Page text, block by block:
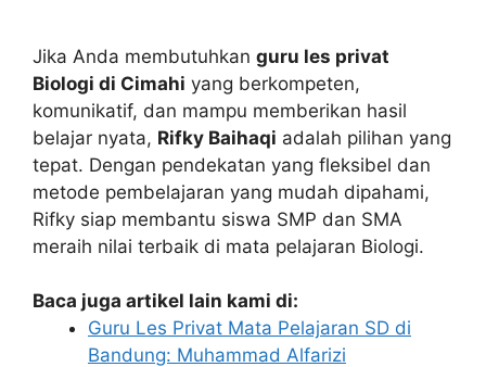
Jika Anda membutuhkan guru les privat
Biologi di Cimahi yang berkompeten,
komunikatif, dan mampu memberikan hasil
belajar nyata, Rifky Baihaqi adalah pilihan yang
tepat. Dengan pendekatan yang fleksibel dan
metode pembelajaran yang mudah dipahami,
Rifky siap membantu siswa SMP dan SMA
meraih nilai terbaik di mata pelajaran Biologi.
Baca juga artikel lain kami di:
Guru Les Privat Mata Pelajaran SD di
Bandung: Muhammad Alfarizi